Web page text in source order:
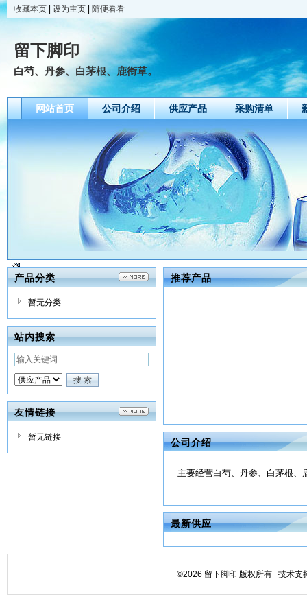
收藏本页 设为主页 随便看看
留下脚印
白芍、丹参、白茅根、鹿衔草。
网站首页 公司介绍 供应产品 采购清单
产品分类
暂无分类
站内搜索
友情链接
暂无链接
推荐产品
公司介绍
主要经营白芍、丹参、白茅根、
最新供应
©2026 留下脚印 版权所有 技术支